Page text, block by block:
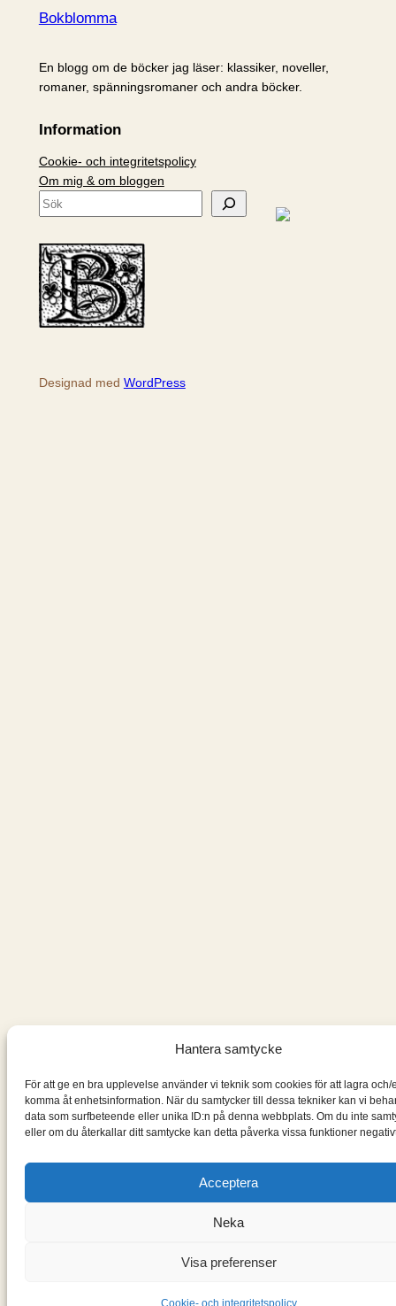
Hantera samtycke
För att ge en bra upplevelse använder vi teknik som cookies för att lagra och/
komma åt enhetsinformation. När du samtycker till dessa tekniker kan vi
data som surfbeteende eller unika ID:n på denna webbplats. Om du inte
eller om du återkallar ditt samtycke kan detta påverka vissa funktioner
Acceptera
Neka
Visa preferenser
Cookie- och integritetspolicy
Bokblomma
En blogg om de böcker jag läser: klassiker, noveller,
romaner, spänningsromaner och andra böcker.
Information
Cookie- och integritetspolicy
Om mig & om bloggen
S
k
Designad med WordPress